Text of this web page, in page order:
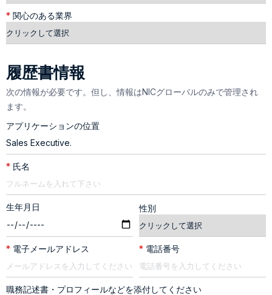
* 関心のある業界
履歴書情報
次の情報が必要です。但し、情報はNICグローバルのみで管理され
ます。
アプリケーションの位置
* 氏名
生年月日 性別
* 電子メールアドレス * 電話番号
職務記述書・プロフィールなどを添付してください